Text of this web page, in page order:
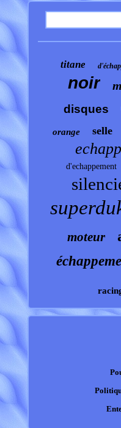
titane
noir
disques
orange selle
d'echappement
moteur